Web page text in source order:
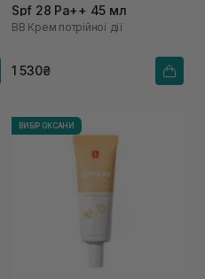
Spf 28 Pa++ 45 мл
BB Крем потрійної дії
1 530₴
ВИБІР ОКСАНИ